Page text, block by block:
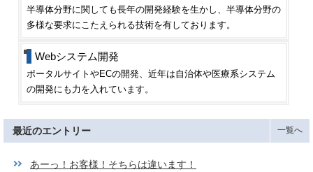
半導体分野に関しても長年の開発経験を生かし、半導体分野の
多様な要求にこたえられる技術を有しております。
Webシステム開発
ポータルサイトやECの開発、近年は自治体や医療系システム
の開発にも力を入れています。
最近のエントリー 一覧へ
あーっ！お客様！そちらは違います！